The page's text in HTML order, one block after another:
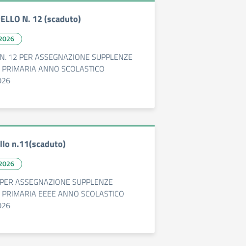
N. 12 (scaduto)
12 PER ASSEGNAZIONE SUPPLENZE
ANNO SCOLASTICO
n.11(scaduto)
ASSEGNAZIONE SUPPLENZE
EEEE ANNO SCOLASTICO